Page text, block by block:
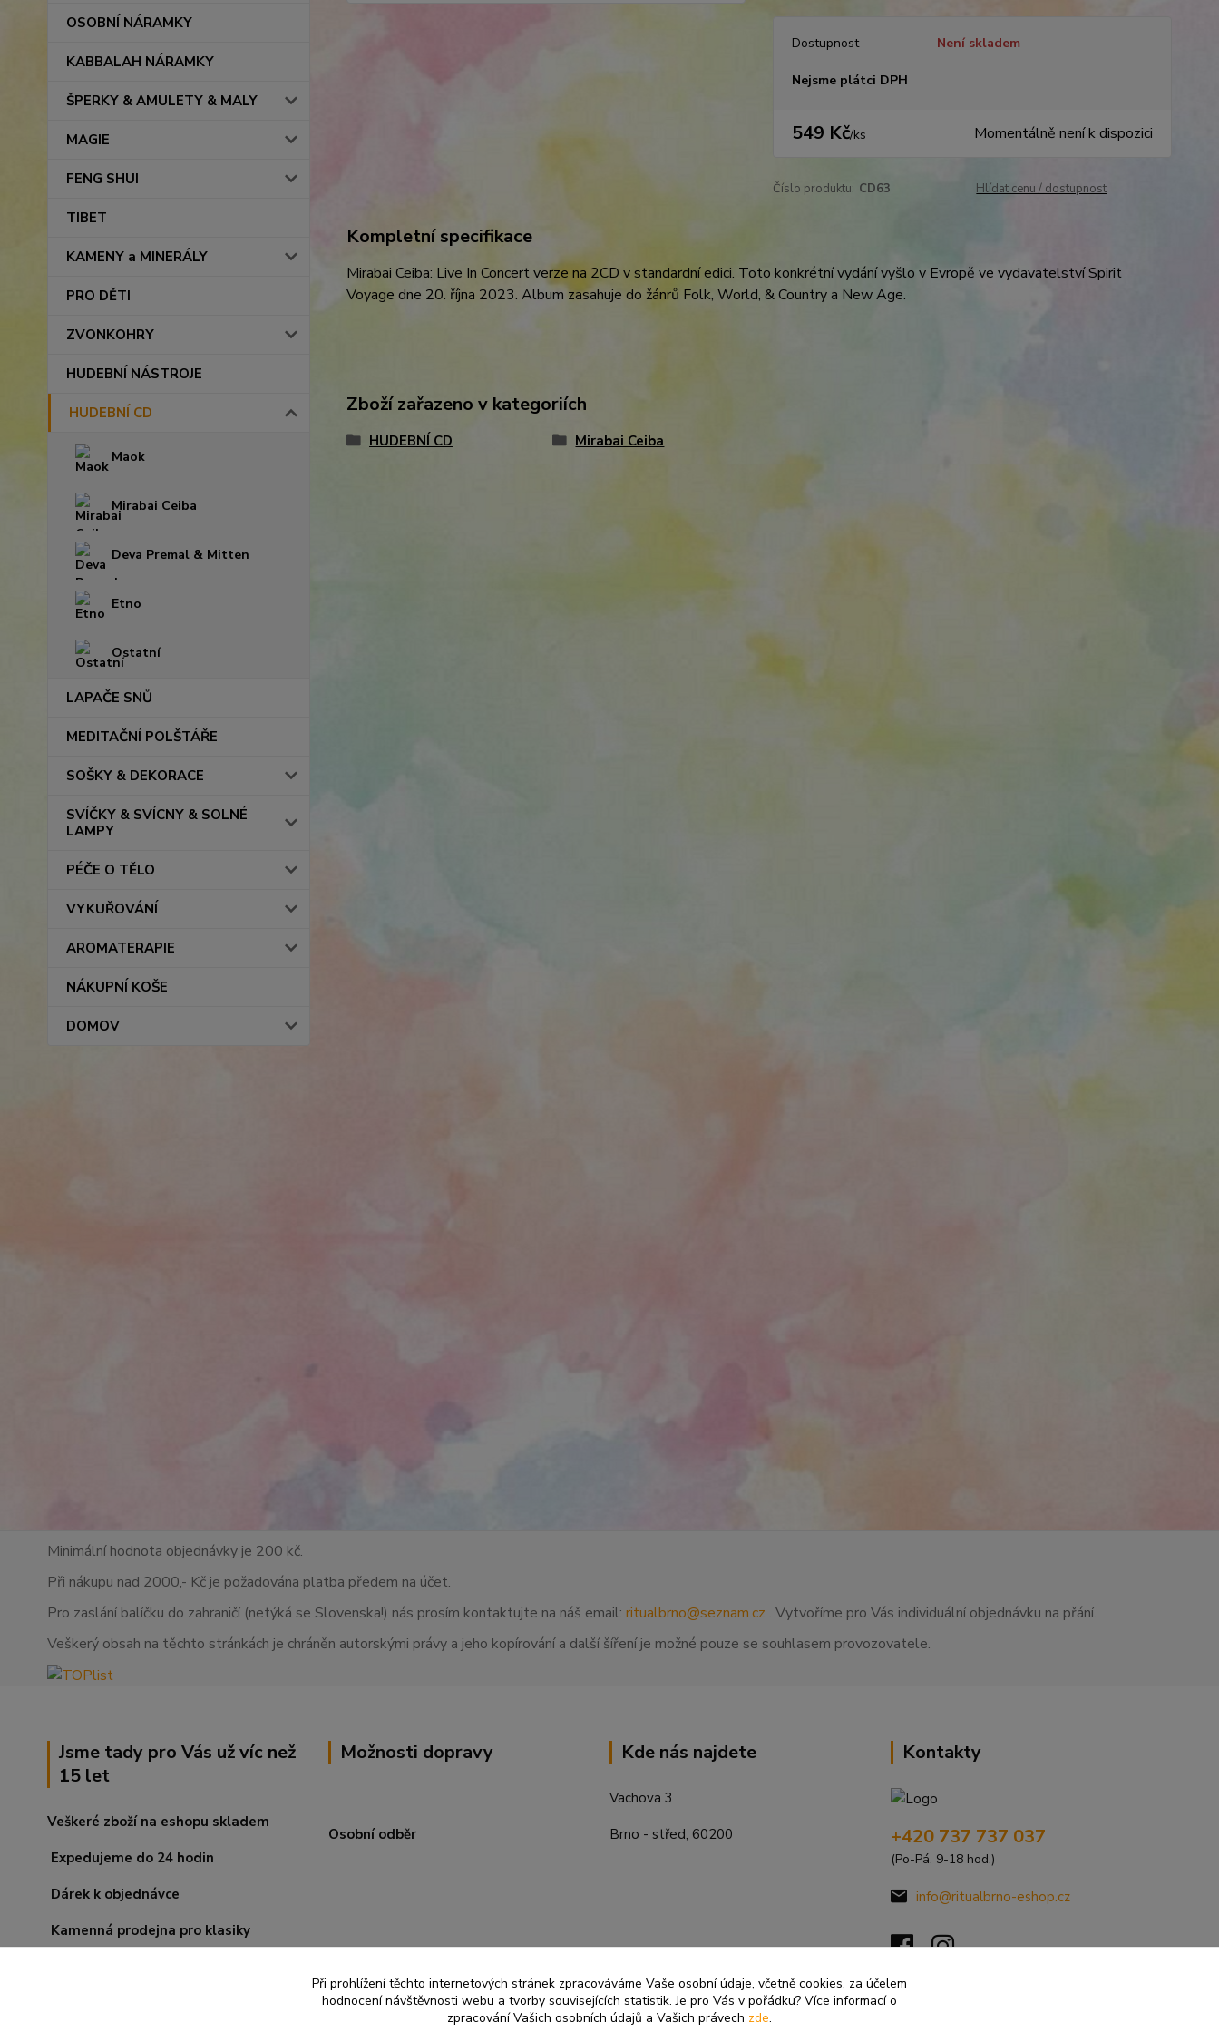
OSOBNÍ NÁRAMKY
KABBALAH NÁRAMKY
ŠPERKY & AMULETY & MALY
MAGIE
FENG SHUI
TIBET
KAMENY a MINERÁLY
PRO DĚTI
ZVONKOHRY
HUDEBNÍ NÁSTROJE
HUDEBNÍ CD
Maok
Mirabai Ceiba
Deva Premal & Mitten
Etno
Ostatní
LAPAČE SNŮ
MEDITAČNÍ POLŠTÁŘE
SOŠKY & DEKORACE
SVÍČKY & SVÍCNY & SOLNÉ
LAMPY
PÉČE O TĚLO
VYKUŘOVÁNÍ
AROMATERAPIE
NÁKUPNÍ KOŠE
DOMOV
Dostupnost Není skladem
Nejsme plátci DPH
549 Kč/ks Momentálně není k dispozici
Číslo produktu: CD63 Hlídat cenu / dostupnost
Kompletní specifikace
Mirabai Ceiba: Live In Concert verze na 2CD v standardní edici. Toto konkrétní vydání vyšlo v Evropě ve vydavatelství Spirit
Voyage dne 20. října 2023. Album zasahuje do žánrů Folk, World, & Country a New Age.
Zboží zařazeno v kategoriích
HUDEBNÍ CD Mirabai Ceiba
Minimální hodnota objednávky je 200 kč.
Při nákupu nad 2000,- Kč je požadována platba předem na účet.
Pro zaslání balíčku do zahraničí (netýká se Slovenska!) nás prosím kontaktujte na náš email: ritualbrno@seznam.cz . Vytvoříme pro Vás individuální objednávku na přání.
Veškerý obsah na těchto stránkách je chráněn autorskými právy a jeho kopírování a další šíření je možné pouze se souhlasem provozovatele.
Jsme tady pro Vás už víc než
15 let
Veškeré zboží na eshopu skladem
Expedujeme do 24 hodin
Dárek k objednávce
Kamenná prodejna pro klasiky
Možnosti dopravy
Osobní odběr
Kde nás najdete
Vachova 3
Brno - střed, 60200
Kontakty
+420 737 737 037
(Po-Pá, 9-18 hod.)
info@ritualbrno-eshop.cz
Při prohlížení těchto internetových stránek zpracováváme Vaše osobní údaje, včetně cookies, za účelem
hodnocení návštěvnosti webu a tvorby souvisejících statistik. Je pro Vás v pořádku? Více informací o
zpracování Vašich osobních údajů a Vašich právech zde.